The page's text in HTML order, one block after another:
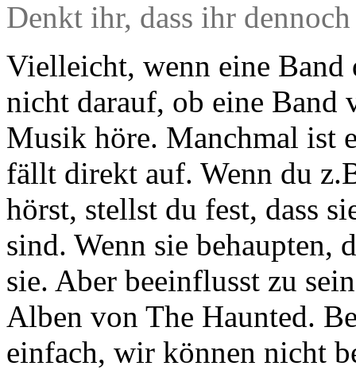
Denkt ihr, dass ihr
Vielleicht, wenn eine Band
nicht darauf, ob eine Band
Musik höre. Manchmal ist
fällt direkt auf. Wenn du
hörst, stellst du fest, dass
sind. Wenn sie behaupten,
sie. Aber beeinflusst zu
Alben von The Haunted.
einfach, wir können nicht